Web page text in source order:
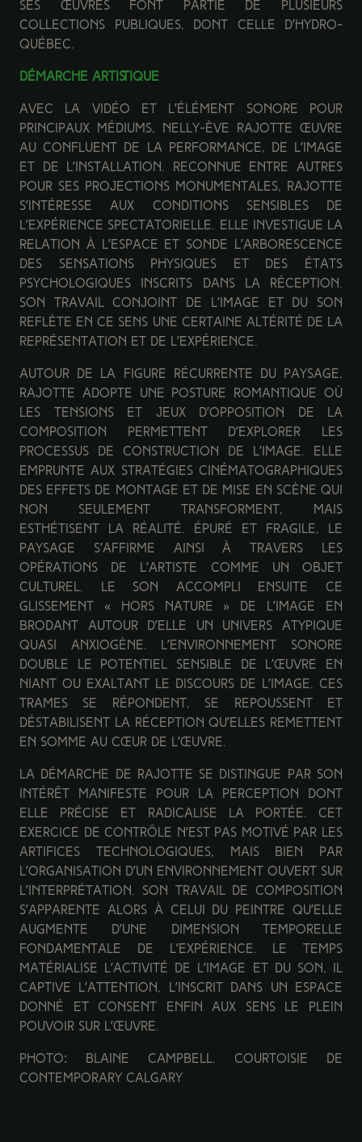
Ses œuvres font partie de plusieurs
collections publiques, dont celle d’Hydro-
Québec.
DÉMARCHE ARTISTIQUE
Avec la vidéo et l’élément sonore pour
principaux médiums, Nelly-Ève Rajotte œuvre
au confluent de la performance, de l’image
et de l’installation. Reconnue entre autres
pour ses projections monumentales, Rajotte
s’intéresse aux conditions sensibles de
l’expérience spectatorielle. Elle investigue la
relation à l’espace et sonde l’arborescence
des sensations physiques et des états
psychologiques inscrits dans la réception.
Son travail conjoint de l’image et du son
reflète en ce sens une certaine altérité de la
représentation et de l’expérience.
Autour de la figure récurrente du paysage,
Rajotte adopte une posture romantique où
les tensions et jeux d’opposition de la
composition permettent d’explorer les
processus de construction de l’image. Elle
emprunte aux stratégies cinématographiques
des effets de montage et de mise en scène qui
non seulement transforment, mais
esthétisent la réalité. Épuré et fragile, le
paysage s’affirme ainsi à travers les
opérations de l’artiste comme un objet
culturel. Le son accompli ensuite ce
glissement « hors nature » de l’image en
brodant autour d’elle un univers atypique
quasi anxiogène. L’environnement sonore
double le potentiel sensible de l’œuvre en
niant ou exaltant le discours de l’image. Ces
trames se répondent, se repoussent et
déstabilisent la réception qu’elles remettent
en somme au cœur de l’œuvre.
La démarche de Rajotte se distingue par son
intérêt manifeste pour la perception dont
elle précise et radicalise la portée. Cet
exercice de contrôle n’est pas motivé par les
artifices technologiques, mais bien par
l’organisation d’un environnement ouvert sur
l’interprétation. Son travail de composition
s’apparente alors à celui du peintre qu’elle
augmente d’une dimension temporelle
fondamentale de l’expérience. Le temps
matérialise l’activité de l’image et du son, il
captive l’attention, l’inscrit dans un espace
donné et consent enfin aux sens le plein
pouvoir sur l’œuvre.
Photo: Blaine Campbell. Courtoisie de
Contemporary Calgary